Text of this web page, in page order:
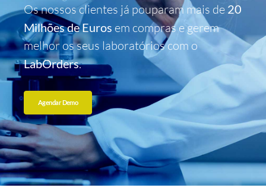
Os nossos clientes já pouparam mais de 20
Milhões de Euros em compras e gerem
melhor os seus laboratórios com o
LabOrders.
Agendar Demo